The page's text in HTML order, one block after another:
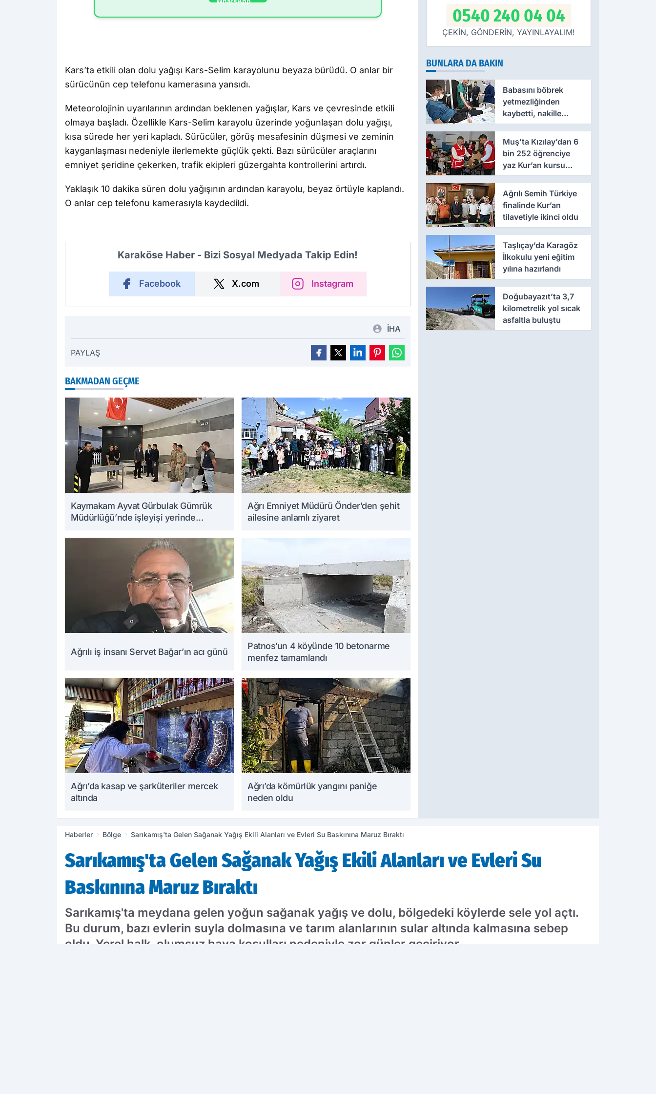
Kars’ta etkili olan dolu yağışı Kars-Selim karayolunu beyaza bürüdü. O anlar bir
sürücünün cep telefonu kamerasına yansıdı.
Meteorolojinin uyarılarının ardından beklenen yağışlar, Kars ve çevresinde etkili
olmaya başladı. Özellikle Kars-Selim karayolu üzerinde yoğunlaşan dolu yağışı,
kısa sürede her yeri kapladı. Sürücüler, görüş mesafesinin düşmesi ve zeminin
kayganlaşması nedeniyle ilerlemekte güçlük çekti. Bazı sürücüler araçlarını
emniyet şeridine çekerken, trafik ekipleri güzergahta kontrollerini artırdı.
Yaklaşık 10 dakika süren dolu yağışının ardından karayolu, beyaz örtüyle kaplandı.
O anlar cep telefonu kamerasıyla kaydedildi.
Karaköse Haber - Bizi Sosyal Medyada Takip Edin!
Facebook X.com Instagram
İHA
PAYLAŞ
BAKMADAN GEÇME
Kaymakam Ayvat Gürbulak Gümrük
Müdürlüğü’nde işleyişi yerinde
Ağrı Emniyet Müdürü Önder’den şehit
ailesine anlamlı ziyaret
Ağrılı iş insanı Servet Bağar’ın acı günü
Patnos’un 4 köyünde 10 betonarme
menfez tamamlandı
Ağrı’da kasap ve şarküteriler mercek
altında
Ağrı’da kömürlük yangını paniğe
neden oldu
0540 240 04 04
ÇEKİN, GÖNDERİN, YAYINLAYALIM!
BUNLARA DA BAKIN
Babasını böbrek
yetmezliğinden
kaybetti, nakille
hayata yeniden
tutundu
Muş’ta Kızılay’dan 6
bin 252 öğrenciye
yaz Kur’an kursu
desteği
Ağrılı Semih Türkiye
finalinde Kur’an
tilavetiyle ikinci oldu
Taşlıçay’da Karagöz
İlkokulu yeni eğitim
yılına hazırlandı
Doğubayazıt’ta 3,7
kilometrelik yol sıcak
asfaltla buluştu
Haberler Bölge Sarıkamış'ta Gelen Sağanak Yağış Ekili Alanları ve Evleri Su Baskınına Maruz Bıraktı
Sarıkamış'ta Gelen Sağanak Yağış Ekili Alanları ve Evleri Su
Baskınına Maruz Bıraktı
Sarıkamış'ta meydana gelen yoğun sağanak yağış ve dolu, bölgedeki köylerde sele yol açtı.
Bu durum, bazı evlerin suyla dolmasına ve tarım alanlarının sular altında kalmasına sebep
oldu. Yerel halk, olumsuz hava koşulları nedeniyle zor günler geçiriyor.